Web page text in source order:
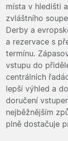
místa v hledišti
zvláštního
Derby a
a rezervace s
termínu.
vstupu do
centrálních
lepší výhled a
doručení
nejběžnějším
plně dostačuje